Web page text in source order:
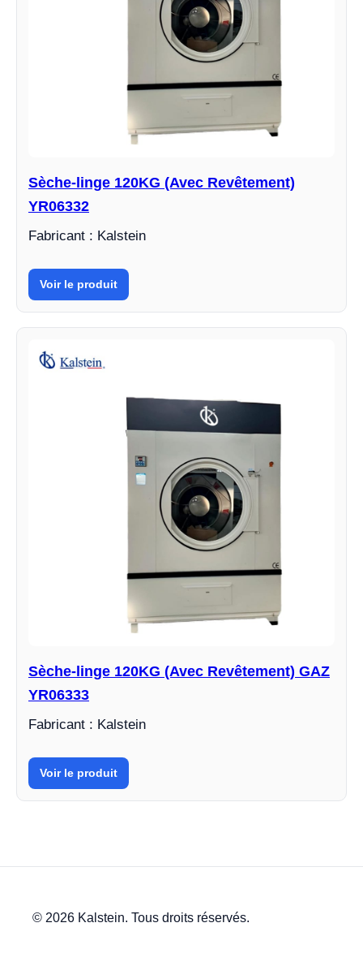
Sèche-linge 120KG (Avec Revêtement)
YR06332
Fabricant : Kalstein
Voir le produit
Sèche-linge 120KG (Avec Revêtement) GAZ
YR06333
Fabricant : Kalstein
Voir le produit
© 2026 Kalstein. Tous droits réservés.